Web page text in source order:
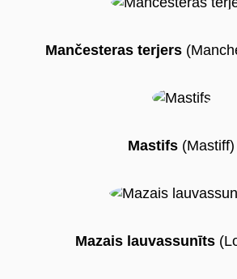
Mančesteras terjers
Mastifs (Mastiff)
Mazais lauvassunīts